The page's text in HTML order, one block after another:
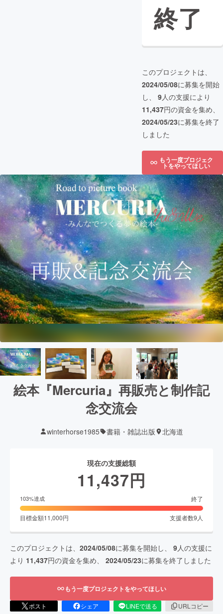
終了
このプロジェクトは、
2024/05/08に募集を開始
し、 9人の支援により
11,437円の資金を集め、
2024/05/23に募集を終了
しました
もう一度プロジェク
トをやってほしい
絵本『Mercuria』再販売と制作記
念交流会
winterhorse1985 書籍・雑誌出版 北海道
現在の支援総額
11,437円
103%達成 終了
目標金額11,000円 支援者数9 人
このプロジェクトは、 2024/05/08に募集を開始し、 9人の支援に
より 11,437円の資金を集め、 2024/05/23に募集を終了しました
もう一度プロジェクトをやってほしい
ポスト シェア LINEで送る
URLコピー